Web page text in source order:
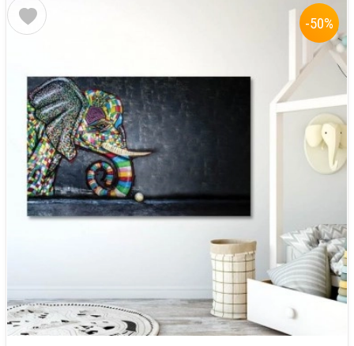
-50%